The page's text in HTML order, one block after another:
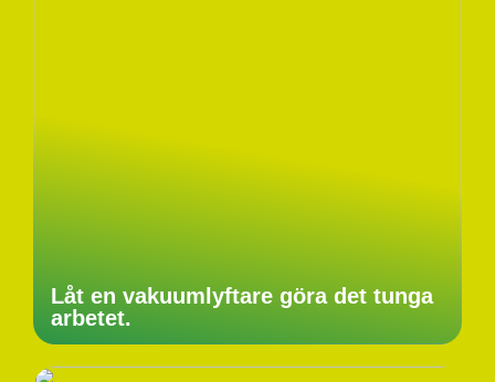
Låt en vakuumlyftare göra det tunga
arbetet.